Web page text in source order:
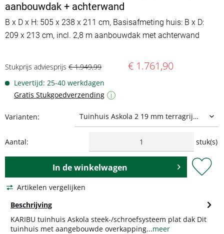
aanbouwdak + achterwand
B x D x H: 505 x 238 x 211 cm, Basisafmeting huis: B x D:
209 x 213 cm, incl. 2,8 m aanbouwdak met achterwand
Stukprijs adviesprijs € 1.949,99 € 1.761,90
Levertijd: 25-40 werkdagen
Gratis Stukgoedverzending
i
Varianten:
Aantal: stuk(s)
In dewinkelwagen
Artikelen vergelijken
Beschrijving
KARIBU tuinhuis Askola steek-/schroefsysteem plat dak Dit
tuinhuis met aangebouwde overkapping...meer